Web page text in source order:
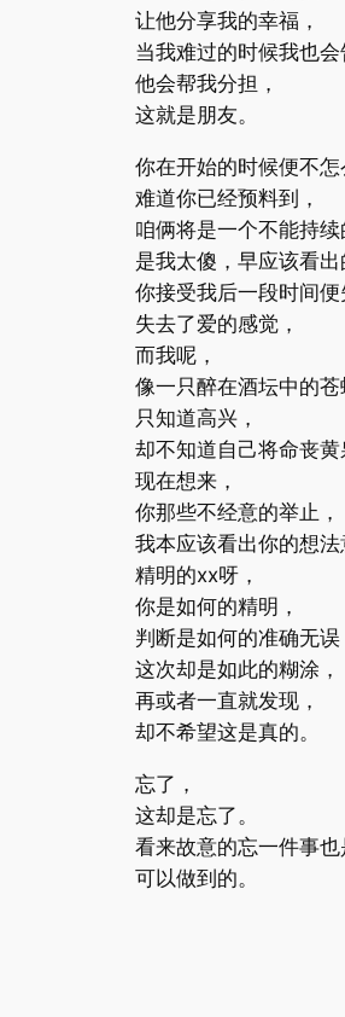
让他分享我的幸福，
当我难过的时候我也会
他会帮我分担，
这就是朋友。
你在开始的时候便不
难道你已经预料到，
咱俩将是一个不能持续
是我太傻，早应该看出
你接受我后一段时间便
失去了爱的感觉，
而我呢，
像一只醉在酒坛中的苍
只知道高兴，
却不知道自己将命丧黄
现在想来，
你那些不经意的举止，
我本应该看出你的想法
精明的xx呀，
你是如何的精明，
判断是如何的准确无误
这次却是如此的糊涂，
再或者一直就发现，
却不希望这是真的。
忘了，
这却是忘了。
看来故意的忘一件事也
可以做到的。